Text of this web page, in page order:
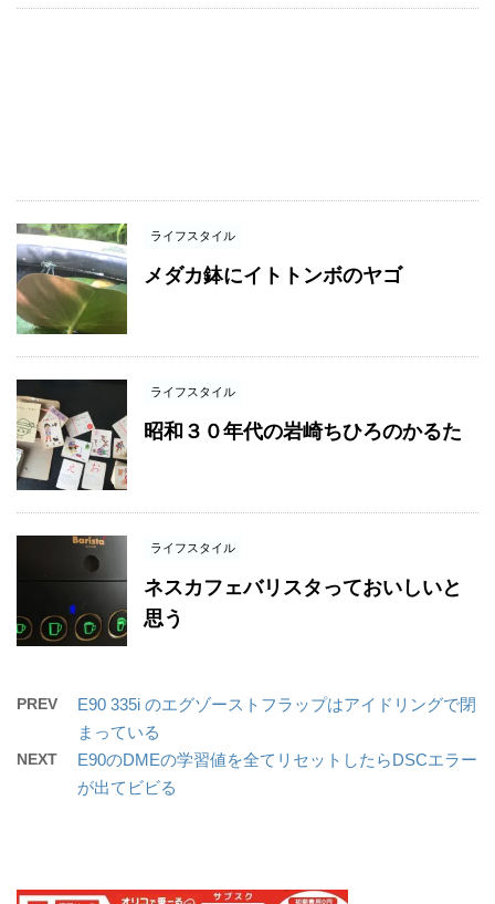
ライフスタイル
メダカ鉢にイトトンボのヤゴ
ライフスタイル
昭和３０年代の岩崎ちひろのかるた
ライフスタイル
ネスカフェバリスタっておいしいと
思う
PREV
E90 335i のエグゾーストフラップはアイドリングで閉
まっている
NEXT
E90のDMEの学習値を全てリセットしたらDSCエラー
が出てビビる